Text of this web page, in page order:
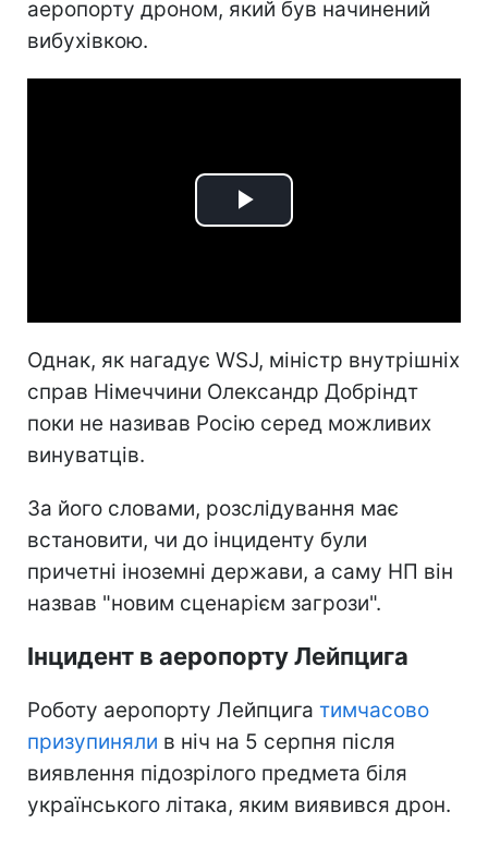
аеропорту дроном, який був начинений
вибухівкою.
Play
Однак, як нагадує WSJ, міністр внутрішніх
справ Німеччини Олександр Добріндт
поки не називав Росію серед можливих
винуватців.
За його словами, розслідування має
встановити, чи до інциденту були
причетні іноземні держави, а саму НП він
назвав "новим сценарієм загрози".
Інцидент в аеропорту Лейпцига
Роботу аеропорту Лейпцига тимчасово
призупиняли в ніч на 5 серпня після
виявлення підозрілого предмета біля
українського літака, яким виявився дрон.